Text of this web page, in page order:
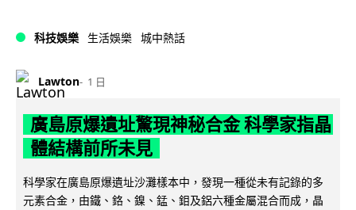
科技娛樂 生活娛樂 城中熱話
Lawton 1 日
廣島原爆遺址驚現神秘合金 科學家指晶
體結構前所未見
科學家在廣島原爆遺址沙灘樣本中，發現一種從未有記錄的多
元素合金，由鐵、鉻、鎳、錳、鉬及鋁六種金屬混合而成，晶